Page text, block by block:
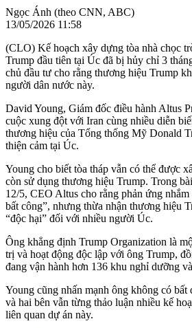
Ngọc Ánh (theo CNN, ABC)
13/05/2026 11:58
(CLO) Kế hoạch xây dựng tòa nhà chọc
Trump đầu tiên tại Úc đã bị hủy chỉ 3
chủ đầu tư cho rằng thương hiệu Trump
người dân nước này.
David Young, Giám đốc điều hành Altus
cuộc xung đột với Iran cùng nhiều diễn
thương hiệu của Tổng thống Mỹ Donald
thiện cảm tại Úc.
Young cho biết tòa tháp vẫn có thể được
còn sử dụng thương hiệu Trump. Trong
12/5, CEO Altus cho rằng phản ứng
bất công”, nhưng thừa nhận thương hiệu
“độc hại” đối với nhiều người Úc.
Ông khẳng định Trump Organization là
trị và hoạt động độc lập với ông Trump,
đang vận hành hơn 136 khu nghỉ dưỡng
Young cũng nhấn mạnh ông không có
và hai bên vẫn từng thảo luận nhiều kế
liên quan dự án này.